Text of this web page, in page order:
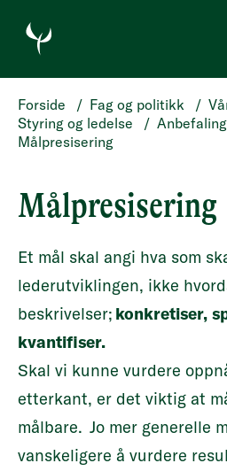
HOPP TIL HOVEDINNHOLD
Forside / Fag og politikk /
Styring og ledelse
/
Målpresisering
Målpresisering
Et mål skal angi hva som
lederutviklingen, ikke
beskrivelser; konkretiser,
kvantifiser.
Skal vi kunne vurdere
etterkant, er det viktig at
målbare. Jo mer generelle
vanskeligere å vurdere